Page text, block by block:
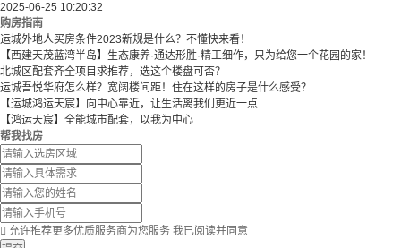
2025-06-25 10:20:32
购房指南
运城外地人买房条件2023新规是什么？不懂快来看！
【西建天茂蓝湾半岛】生态康养·通达形胜·精工细作，只为给您一个花园的家！
北城区配套齐全项目求推荐，选这个楼盘可否？
运城吾悦华府怎么样？宽阔楼间距！住在这样的房子是什么感受？
【运城鸿运天宸】向中心靠近，让生活离我们更近一点
【鸿运天宸】全能城市配套，以我为中心
帮我找房
 允许推荐更多优质服务商为您服务 我已阅读并同意